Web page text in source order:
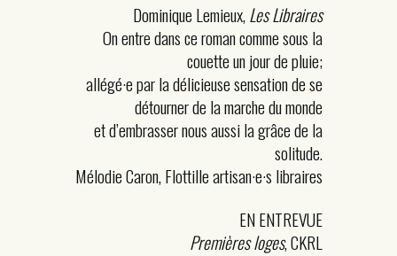
Dominique Lemieux,Les Libraires
On entre dans ce roman comme sous la
couette un jour de pluie;
allégé·e par la délicieuse sensation de se
détourner de la marche du monde
et d’embrasser nous aussi la grâce de la
solitude.
Mélodie Caron, Flottille artisan·e·s libraires
EN ENTREVUE
Premières loges, CKRL